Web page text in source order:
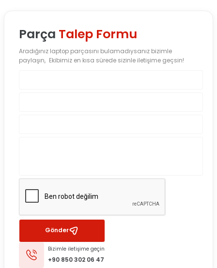
Parça Talep Formu
Aradığınız laptop parçasını bulamadıysanız bizimle
paylaşın, Ekibimiz en kısa sürede sizinle iletişime geçsin!
Gönder
Bizimle iletişime geçin
+90 850 302 06 47